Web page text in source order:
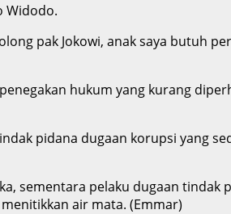
Widodo.
pak Jokowi, anak saya butuh
hukum yang kurang
pidana dugaan korupsi yang
sementara pelaku dugaan tindak
air mata. (Emmar)